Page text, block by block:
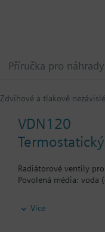
Příručka pro
Zdvihové a tlakově
VDN120
Radiátorové ventily
Povolená média: voda
Additional info
Ventily lze kombinovat
Více